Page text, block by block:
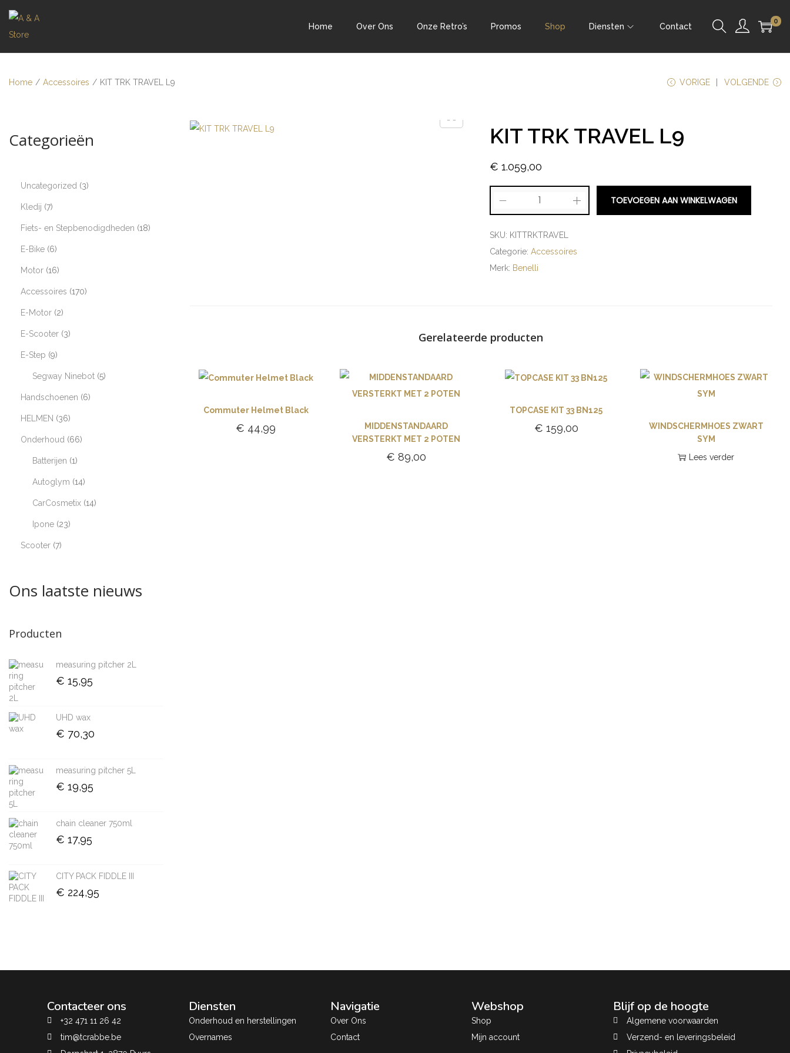
Home Over Ons Onze Retro’s Promos Shop Diensten Contact
0
Home / Accessoires / KIT TRK TRAVEL L9 VORIGE VOLGENDE
KIT TRK TRAVEL L9
€ 1.059,00
TOEVOEGEN AAN WINKELWAGEN
SKU: KITTRKTRAVEL
Categorie:Accessoires
Merk: Benelli
Gerelateerde producten
Commuter Helmet Black
€ 44,99
MIDDENSTANDAARD
VERSTERKT MET 2 POTEN
€ 89,00
TOPCASE KIT 33 BN125
€ 159,00
WINDSCHERMHOES ZWART
SYM
Lees verder
Categorieën
Uncategorized 3
Kledij 7
Fiets- en Stepbenodigdheden 18
E-Bike 6
Motor 16
Accessoires 170
E-Motor 2
E-Scooter 3
E-Step 9
Segway Ninebot 5
Handschoenen 6
HELMEN 36
Onderhoud 66
Batterijen 1
Autoglym 14
CarCosmetix 14
Ipone 23
Scooter 7
Ons laatste nieuws
Producten
measuring pitcher 2L
€ 15,95
UHD wax
€ 70,30
measuring pitcher 5L
€ 19,95
chain cleaner 750ml
€ 17,95
CITY PACK FIDDLE III
€ 224,95
Contacteer ons
+32 471 11 26 42
tim@tcrabbe.be
Diensten
Onderhoud en herstellingen
Overnames
Navigatie
Over Ons
Contact
Webshop
Shop
Mijn account
Blijf op de hoogte
Algemene voorwaarden
Verzend- en leveringsbeleid